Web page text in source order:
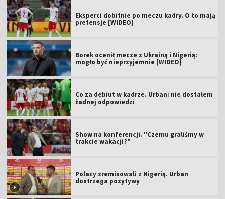
Eksperci dobitnie po meczu kadry. O to mają
pretensje [WIDEO]
Borek ocenił mecze z Ukrainą i Nigerią:
mogło być nieprzyjemnie [WIDEO]
Co za debiut w kadrze. Urban: nie dostałem
żadnej odpowiedzi
Show na konferencji. "Czemu graliśmy w
trakcie wakacji?"
Polacy zremisowali z Nigerią. Urban
dostrzega pozytywy